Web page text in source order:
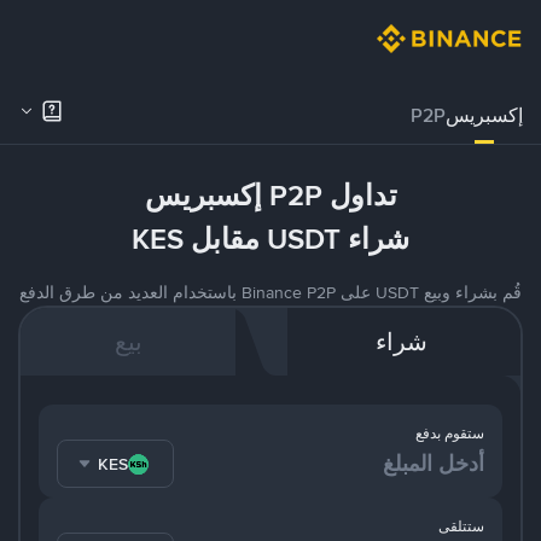
إكسبريسP2P
تداول P2P إكسبريس
شراء USDT مقابل KES
قُم بشراء وبيع USDT على Binance P2P باستخدام العديد من طرق الدفع
شراء بيع
ستقوم بدفع
KES
ستتلقى